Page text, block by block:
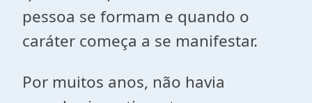
pessoa se formam e quando o
caráter começa a se manifestar.
Por muitos anos, não havia